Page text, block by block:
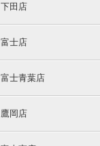
下田店
富士店
富士青葉店
鷹岡店